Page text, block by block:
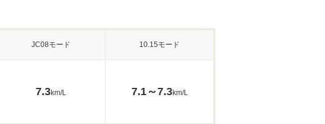
JC08モード 10.15モード
7.3km/L 7.1～7.3km/L